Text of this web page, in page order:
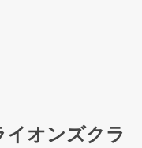
イオンズクラ